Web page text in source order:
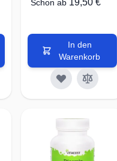
Achten Sie
4U bieten Ihnen
Durchblutung. Hier sind
Schon ab 19,50 €
In den
Warenkorb